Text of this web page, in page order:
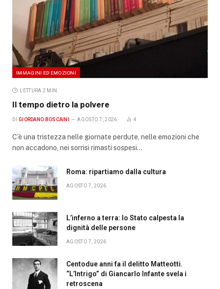
IMMAGINI ED EMOZIONI
LETTURA 2 MIN.
Il tempo dietro la polvere
DI GIORDANO BOSCAINI AGOSTO 7, 2026 4
C’è una tristezza nelle giornate perdute, nelle emozioni che
non accadono, nei sorrisi rimasti sospesi…
Roma: ripartiamo dalla cultura
AGOSTO 7, 2026
L’inferno a terra: lo Stato calpesta la
dignità delle persone
AGOSTO 7, 2026
Centodue anni fa il delitto Matteotti.
“L’Intrigo” di Giancarlo Infante svela i
retroscena